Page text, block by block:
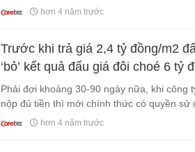
trình kém.hơn 4 năm trước
Trước khi trả giá 2,4 tỷ đồng/m2
‘bỏ’ kết quả đấu giá đôi choé 6 tỷ
vàng’ 3.000 m2 tại Quận 1
Phải đợi khoảng 30-90 ngày nữa, khi công
nộp đủ tiền thì mới chính thức có quyền sử
hơn 4 năm trước